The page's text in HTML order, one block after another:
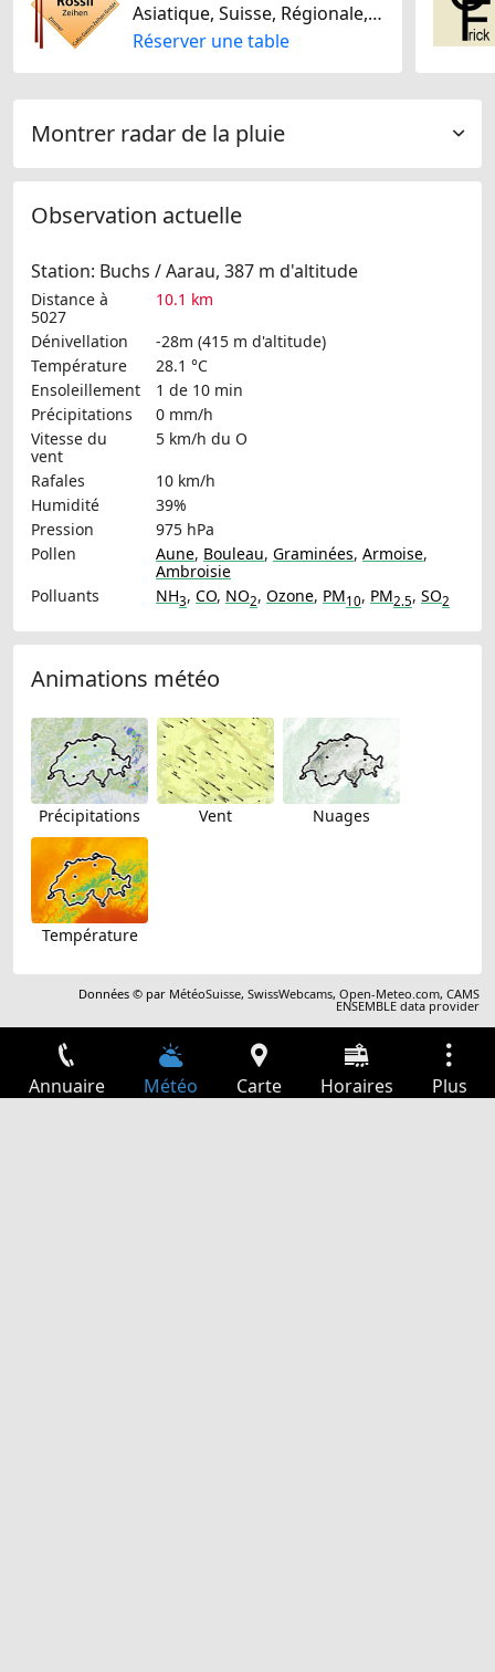
Asiatique, Suisse, Régionale, De saison, Hollandaise
Réserver une table
Montrer radar de la pluie
Observation actuelle
Station: Buchs / Aarau, 387 m d'altitude
Distance à
5027
10.1 km
Dénivellation
-28m (415 m d'altitude)
Température
28.1 °C
Ensoleillement
1 de 10 min
Précipitations
0 mm/h
Vitesse du
vent
5 km/h du O
Rafales
10 km/h
Humidité
39%
Pression
975 hPa
Pollen
Aune, Bouleau, Graminées, Armoise,
Ambroisie
Polluants
NH3, CO, NO2, Ozone, PM10, PM2.5, SO2
Animations météo
Précipitations Vent Nuages
Température
Données © par MétéoSuisse,SwissWebcams,Open-Meteo.com,CAMS
ENSEMBLE data provider
Annuaire Météo Carte Horaires Plus